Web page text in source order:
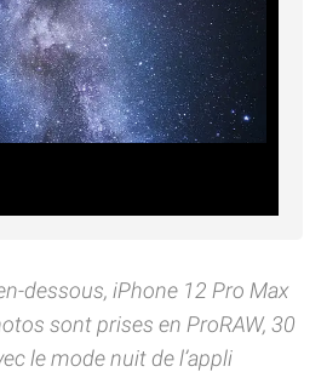
dessous, iPhone 12 Pro Max
sont prises en ProRAW, 30
le mode nuit de l’appli